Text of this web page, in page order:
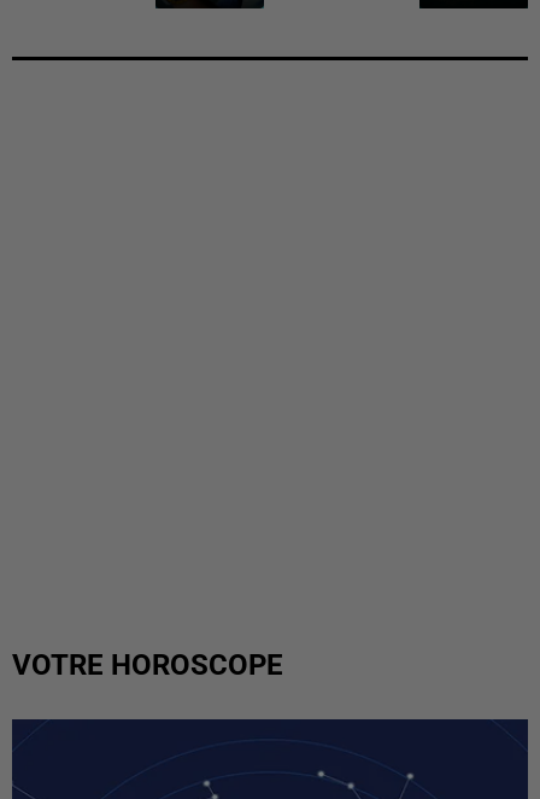
VOTRE HOROSCOPE